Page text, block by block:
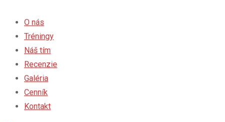
O nás
Tréningy
Náš tím
Recenzie
Galéria
Cenník
Kontakt